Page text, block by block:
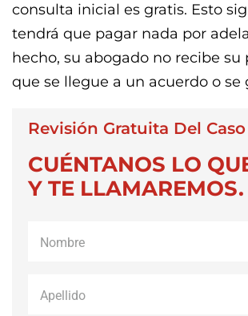
consulta inicial es gratis. Esto
tendrá que pagar nada por
hecho, su abogado no recibe su
que se llegue a un acuerdo o se
Revisión Gratuita Del Caso
CUÉNTANOS LO
Y TE LLAMAREMOS.